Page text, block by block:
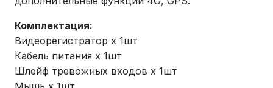
Комплектация:
Видеорегистратор х 1шт
Кабель питания х 1шт
Шлейф тревожных входов х 1шт